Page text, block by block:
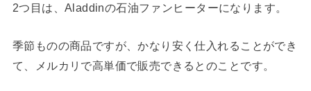
2つ目は、Aladdinの石油ファンヒーターになります。
季節ものの商品ですが、かなり安く仕入れることができ
て、メルカリで高単価で販売できるとのことです。